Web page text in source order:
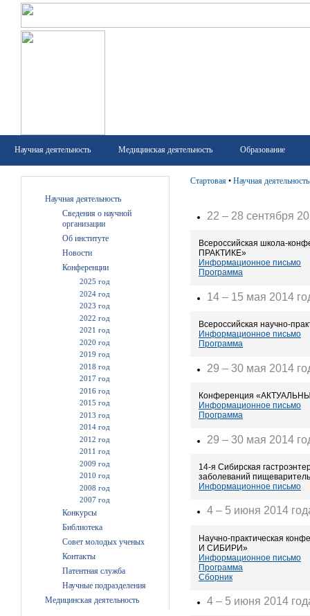
Научная деятельность Медицинская деятельность Образование
Научная деятельность
Сведения о научной
организации
Об институте
Новости
Конференции
2025 год
2024 год
2023 год
2022 год
2021 год
2020 год
2019 год
2018 год
2017 год
2016 год
2015 год
2013 год
2014 год
2012 год
2011 год
2009 год
2010 год
2008 год
2007 год
Конкурсы
Библиотека
Совет молодых ученых
Контакты
Патентная служба
Научные подразделения
Медицинская деятельность
Стартовая • Научная деятельность
22 – 28 сентября
Всероссийская школа-
ПРАКТИКЕ»
Информационное письмо
Программа
14 – 15 мая 2014
Всероссийская научно-
Информационное письмо
Программа
29 – 30 мая 2014
Конференция
Информационное письмо
Программа
29 – 30 мая 2014
14-я Сибирская
заболеваний
Информационное письмо
4 – 5 июня 2014
Научно-практическая
И СИБИРИ»
Информационное письмо
Программа
Сборник
4 – 5 июня 2014